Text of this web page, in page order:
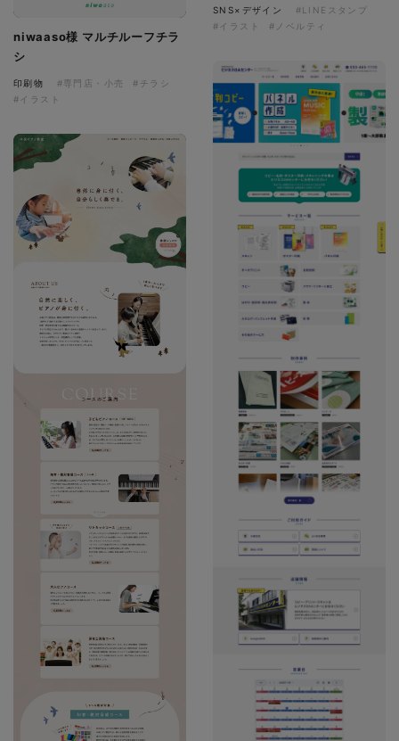
niwaaso様 マルチルーフチラ
シ
印刷物 #専門店・小売
#チラシ
#イラスト
SNS×デザイン
#LINEスタンプ
#イラスト
#ノベルティ